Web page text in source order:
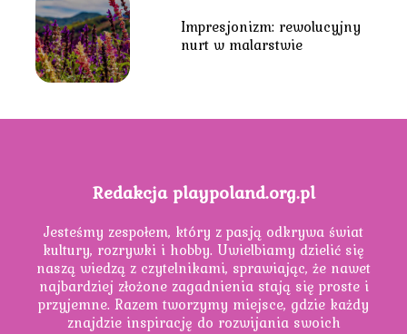
Impresjonizm: rewolucyjny
nurt w malarstwie
Redakcja playpoland.org.pl
Jesteśmy zespołem, który z pasją odkrywa świat
kultury, rozrywki i hobby. Uwielbiamy dzielić się
naszą wiedzą z czytelnikami, sprawiając, że nawet
najbardziej złożone zagadnienia stają się proste i
przyjemne. Razem tworzymy miejsce, gdzie każdy
znajdzie inspirację do rozwijania swoich